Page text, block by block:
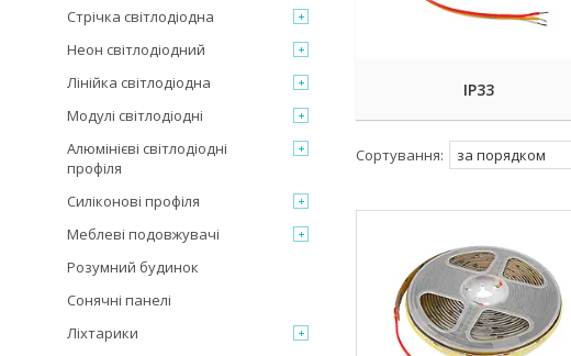
IP33
Стрічка світлодіодна
Неон світлодіодний
Лінійка світлодіодна
Модулі світлодіодні
Алюмінієві світлодіодні
профіля
Силіконові профіля
Меблеві подовжувачі
Розумний будинок
Сонячні панелі
Ліхтарики